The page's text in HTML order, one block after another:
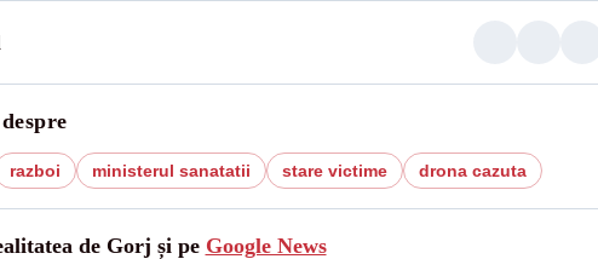
razboi ministerul sanatatii stare victime drona cazuta
de Gorj și pe Google News